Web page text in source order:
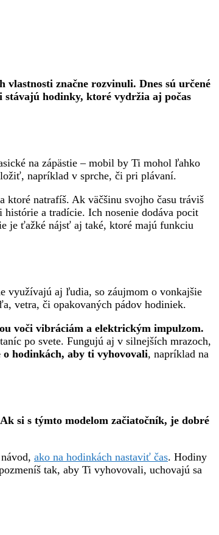
značne rozvinuli. Dnes sú určené
stávajú hodinky, ktoré vydržia aj počas
na zápästie – mobil by Ti mohol ľahko
napríklad v sprche, či pri plávaní.
ktoré natrafíš. Ak väčšinu svojho času tráviš
a tradície. Ich nosenie dodáva pocit
je ťažké nájsť aj také, ktoré majú funkciu
využívajú aj ľudia, so záujmom o vonkajšie
vetra, či opakovaných pádov hodiniek.
voči vibráciám a elektrickým impulzom.
po svete. Fungujú aj v silnejších mrazoch,
hodinkách, aby ti vyhovovali, napríklad na
Ak si s týmto modelom začiatočník, je dobré
ako na hodinkách nastaviť čas. Hodiny
tak, aby Ti vyhovovali, uchovajú sa